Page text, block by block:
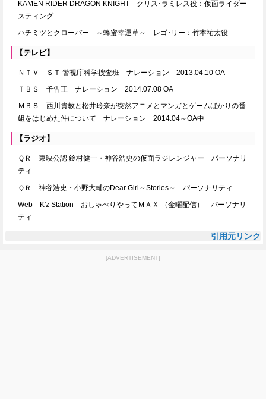
KAMEN RIDER DRAGON KNIGHT クリス･ラミレス役：仮面ライダー
スティング
ハチミツとクローバー ～蜂蜜幸運草～ レゴ･リー：竹本祐太役
【テレビ】
ＮＴＶ ＳＴ 警視庁科学捜査班 ナレーション 2013.04.10 OA
ＴＢＳ 予告王 ナレーション 2014.07.08 OA
ＭＢＳ 西川貴教と松井玲奈が突然アニメとマンガとゲームばかりの番
組をはじめた件について ナレーション 2014.04～OA中
【ラジオ】
ＱＲ 東映公認 鈴村健一・神谷浩史の仮面ラジレンジャー パーソナリ
ティ
ＱＲ 神谷浩史・小野大輔のDear Girl～Stories～ パーソナリティ
Web K'z Station おしゃべりやってＭＡＸ （金曜配信） パーソナリ
ティ
引用元リンク
[ADVERTISEMENT]